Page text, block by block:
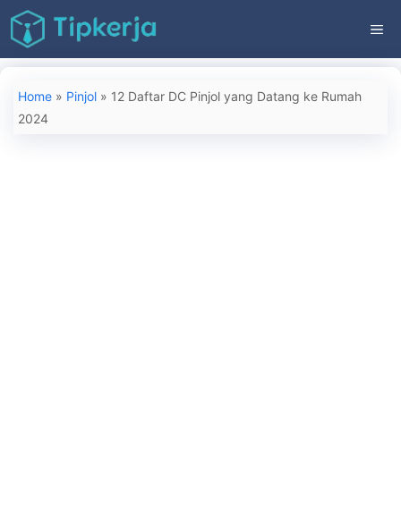
Langsung
ke
isi
Home » Pinjol » 12 Daftar DC Pinjol yang Datang ke Rumah
2024